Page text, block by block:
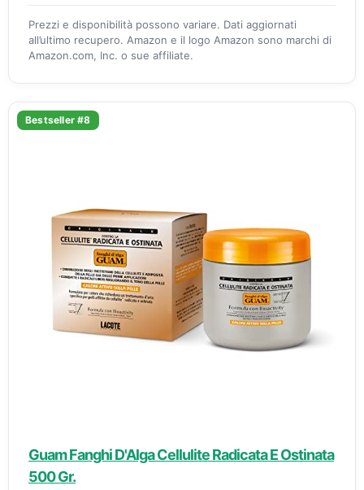
Prezzi e disponibilità possono variare. Dati aggiornati
all’ultimo recupero. Amazon e il logo Amazon sono marchi di
Amazon.com, Inc. o sue affiliate.
Bestseller #8
Guam Fanghi D'Alga Cellulite Radicata E Ostinata
500 Gr.